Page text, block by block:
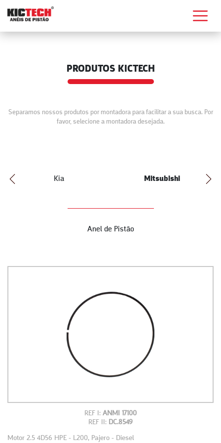
PRODUTOS KICTECH
Separamos nossos produtos por montadora para facilitar a sua busca. Por
favor, selecione a montadora desejada.
Kia Mitsubishi
Anel de Pistão
REF I: ANMI 17100
REF II: DC.8549
Motor 2.5 4D56 HPE - L200, Pajero - Diesel